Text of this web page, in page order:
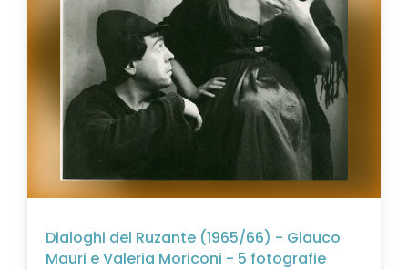
Dialoghi del Ruzante (1965/66) - Glauco
Mauri e Valeria Moriconi - 5 fotografie